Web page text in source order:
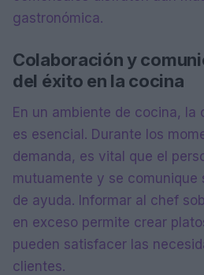
gastronómica.
Colaboración y
del éxito en la cocina
En un ambiente de cocina, la
es esencial. Durante los
demanda, es vital que el
mutuamente y se comunique
de ayuda. Informar al chef
en exceso permite crear
pueden satisfacer las
clientes.